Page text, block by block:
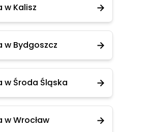
w Kalisz
w Bydgoszcz
w Środa Śląska
w Wrocław